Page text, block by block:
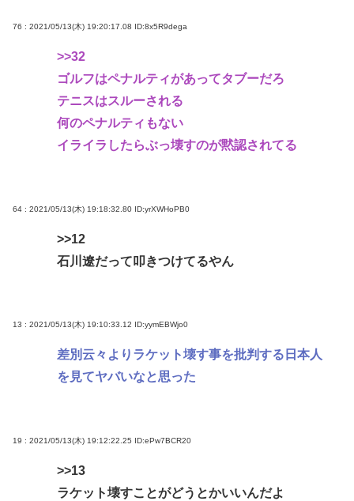
76 : 2021/05/13(木) 19:20:17.08 ID:8x5R9dega
>>32
ゴルフはペナルティがあってタブーだろ
テニスはスルーされる
何のペナルティもない
イライラしたらぶっ壊すのが黙認されてる
64 : 2021/05/13(木) 19:18:32.80 ID:yrXWHoPB0
>>12
石川遼だって叩きつけてるやん
13 : 2021/05/13(木) 19:10:33.12 ID:yymEBWjo0
差別云々よりラケット壊す事を批判する日本人
を見てヤバいなと思った
19 : 2021/05/13(木) 19:12:22.25 ID:ePw7BCR20
>>13
ラケット壊すことがどうとかいいんだよ